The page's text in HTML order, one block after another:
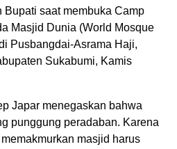
Bupati saat membuka Camp
Masjid Dunia (World Mosque
Pusbangdai-Asrama Haji,
Sukabumi, Kamis
Japar menegaskan bahwa
punggung peradaban. Karena
masjid harus